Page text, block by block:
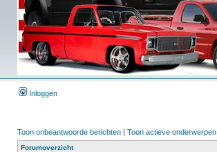
Inloggen
Toon onbeantwoorde berichten | Toon actieve onderwerpen
Forumoverzicht